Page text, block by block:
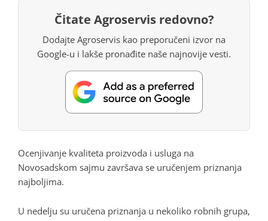
Čitate Agroservis redovno?
Dodajte Agroservis kao preporučeni izvor na
Google-u i lakše pronađite naše najnovije vesti.
Ocenjivanje kvaliteta proizvoda i usluga na
Novosadskom sajmu završava se uručenjem priznanja
najboljima.
U nedelju su uručena priznanja u nekoliko robnih grupa,